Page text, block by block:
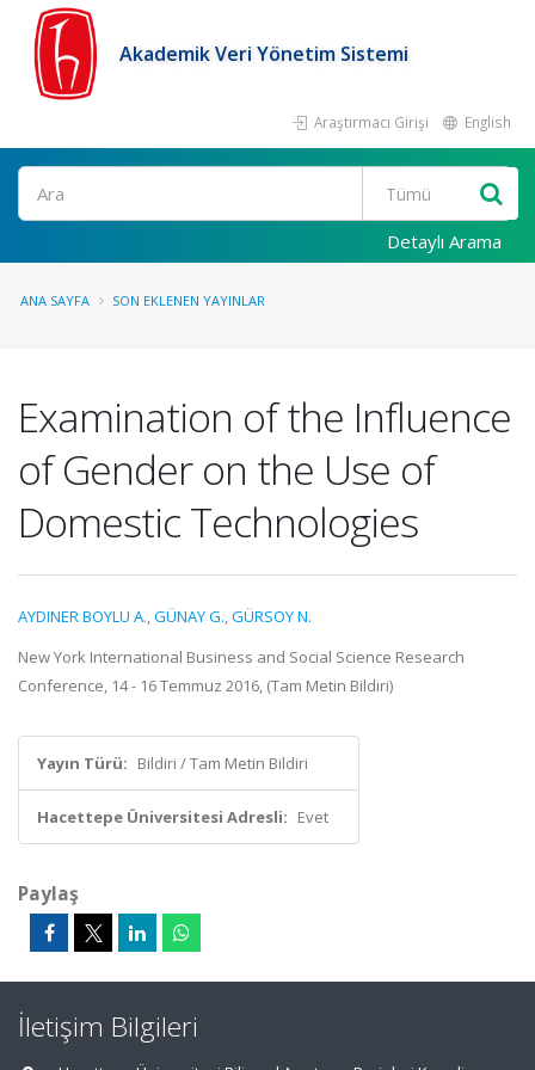
Akademik Veri Yönetim Sistemi
Araştırmacı Girişi English
Ara
Detaylı Arama
ANA SAYFA SON EKLENEN YAYINLAR
Examination of the Influence
of Gender on the Use of
Domestic Technologies
AYDINER BOYLU A.,GÜNAY G.,GÜRSOY N.
New York International Business and Social Science Research
Conference, 14 - 16 Temmuz 2016, (Tam Metin Bildiri)
Yayın Türü: Bildiri / Tam Metin Bildiri
Hacettepe Üniversitesi Adresli: Evet
Paylaş
İletişim Bilgileri